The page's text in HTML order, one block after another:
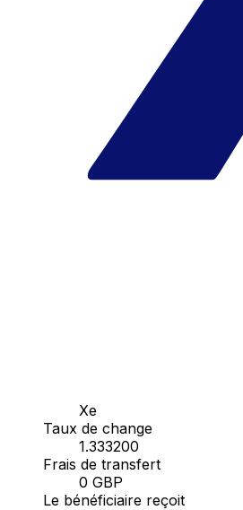
Xe
Taux de change
1.333200
Frais de transfert
0 GBP
Le bénéficiaire reçoit